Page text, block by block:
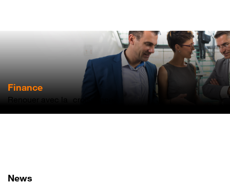
Finance
Renouer avec la croissance
News